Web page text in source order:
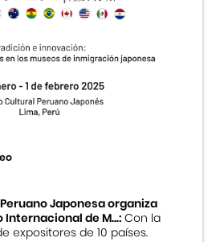
Japonesa organiza
Internacional de M...:Con la
expositores de 10 países.